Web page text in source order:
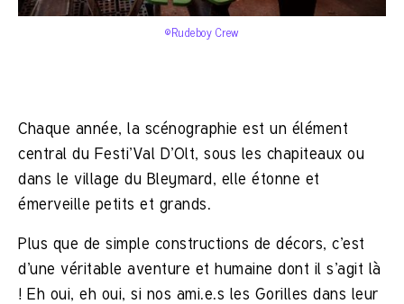
©Rudeboy Crew
Chaque année, la scénographie est un élément
central du Festi’Val D’Olt, sous les chapiteaux ou
dans le village du Bleymard, elle étonne et
émerveille petits et grands.
Plus que de simple constructions de décors, c’est
d’une véritable aventure et humaine dont il s’agit là
! Eh oui, eh oui, si nos ami.e.s les Gorilles dans leur